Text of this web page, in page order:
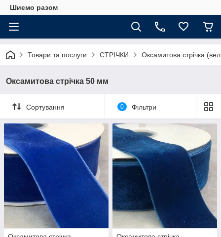
Шиємо разом
Товари та послуги СТРІЧКИ Оксамитова стрічка
Оксамитова стрічка 50 мм
Сортування 0 Фільтри